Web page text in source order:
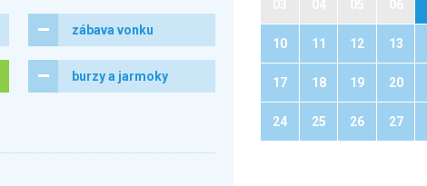
zábava vonku
burzy a jarmoky
10 11 12 13
17 18 19 20
24 25 26 27